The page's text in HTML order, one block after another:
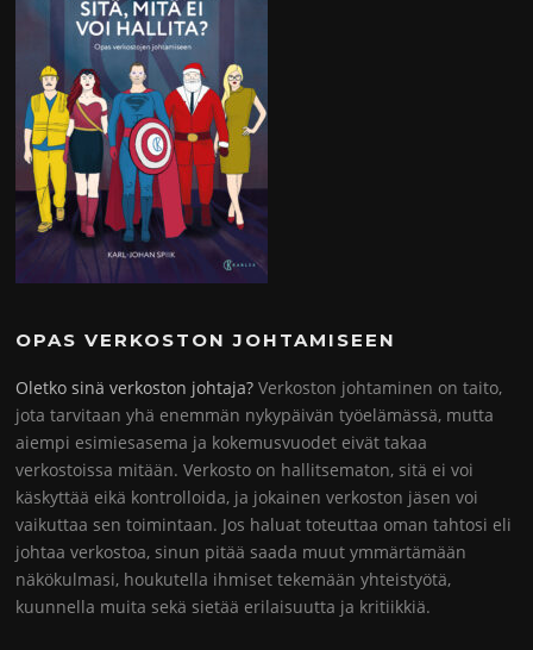
OPAS VERKOSTON JOHTAMISEEN
Oletko sinä verkoston johtaja? Verkoston johtaminen on taito,
jota tarvitaan yhä enemmän nykypäivän työelämässä, mutta
aiempi esimiesasema ja kokemusvuodet eivät takaa
verkostoissa mitään. Verkosto on hallitsematon, sitä ei voi
käskyttää eikä kontrolloida, ja jokainen verkoston jäsen voi
vaikuttaa sen toimintaan. Jos haluat toteuttaa oman tahtosi eli
johtaa verkostoa, sinun pitää saada muut ymmärtämään
näkökulmasi, houkutella ihmiset tekemään yhteistyötä,
kuunnella muita sekä sietää erilaisuutta ja kritiikkiä.